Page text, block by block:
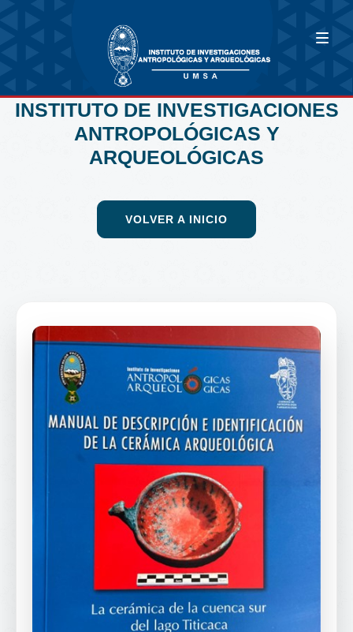
INSTITUTO DE INVESTIGACIONES
ANTROPOLÓGICAS Y
ARQUEOLÓGICAS
VOLVER A INICIO